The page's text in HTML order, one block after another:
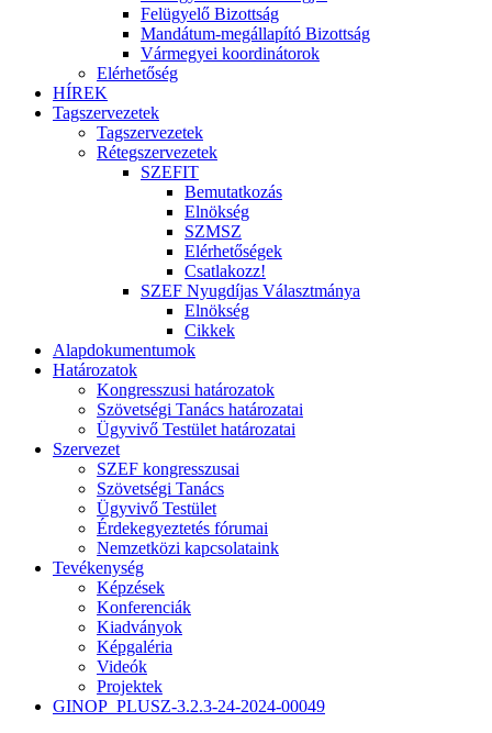
Felügyelő Bizottság
Mandátum-megállapító Bizottság
Vármegyei koordinátorok
Elérhetőség
HÍREK
Tagszervezetek
Tagszervezetek
Rétegszervezetek
SZEFIT
Bemutatkozás
Elnökség
SZMSZ
Elérhetőségek
Csatlakozz!
SZEF Nyugdíjas Választmánya
Elnökség
Cikkek
Alapdokumentumok
Határozatok
Kongresszusi határozatok
Szövetségi Tanács határozatai
Ügyvivő Testület határozatai
Szervezet
SZEF kongresszusai
Szövetségi Tanács
Ügyvivő Testület
Érdekegyeztetés fórumai
Nemzetközi kapcsolataink
Tevékenység
Képzések
Konferenciák
Kiadványok
Képgaléria
Videók
Projektek
GINOP_PLUSZ-3.2.3-24-2024-00049